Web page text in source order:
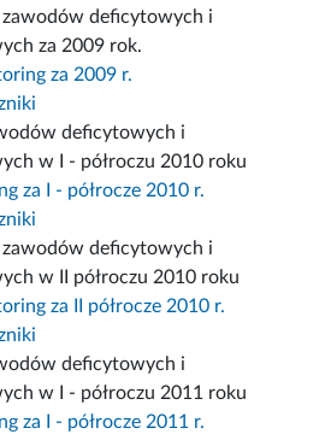
deficytowych i
za 2009 rok.
za 2009 r.
deficytowych i
w I - półroczu 2010 roku
za I - półrocze 2010 r.
deficytowych i
w II półroczu 2010 roku
za II półrocze 2010 r.
deficytowych i
w I - półroczu 2011 roku
za I - półrocze 2011 r.